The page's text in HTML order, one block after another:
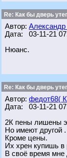
Re: Как бы дверь
Автор:
Дата: 03-11-21
Нюанс.
Re: Как бы дверь
Автор: федот68(
Дата: 03-11-21
2К пены лишены
Но имеют другой .
Кроме цены.
Их хрен купишь в
В своё время мне